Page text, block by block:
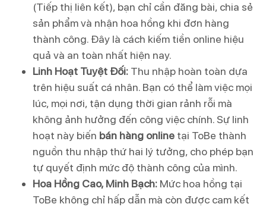
(Tiếp thị liên kết), bạn chỉ cần đăng bài, chia sẻ
sản phẩm và nhận hoa hồng khi đơn hàng
thành công. Đây là cách kiếm tiền online hiệu
quả và an toàn nhất hiện nay.
Linh Hoạt Tuyệt Đối: Thu nhập hoàn toàn dựa
trên hiệu suất cá nhân. Bạn có thể làm việc mọi
lúc, mọi nơi, tận dụng thời gian rảnh rỗi mà
không ảnh hưởng đến công việc chính. Sự linh
hoạt này biến bán hàng online tại ToBe thành
nguồn thu nhập thứ hai lý tưởng, cho phép bạn
tự quyết định mức độ thành công của mình.
Hoa Hồng Cao, Minh Bạch: Mức hoa hồng tại
ToBe không chỉ hấp dẫn mà còn được cam kết